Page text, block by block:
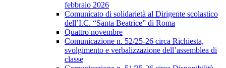
febbraio 2026
Comunicato di solidarietà al Dirigente scolastico
dell’I.C. “Santa Beatrice” di Roma
Quattro novembre
Comunicazione n. 52/25-26 circa Richiesta,
svolgimento e verbalizzazione dell’assemblea di
classe